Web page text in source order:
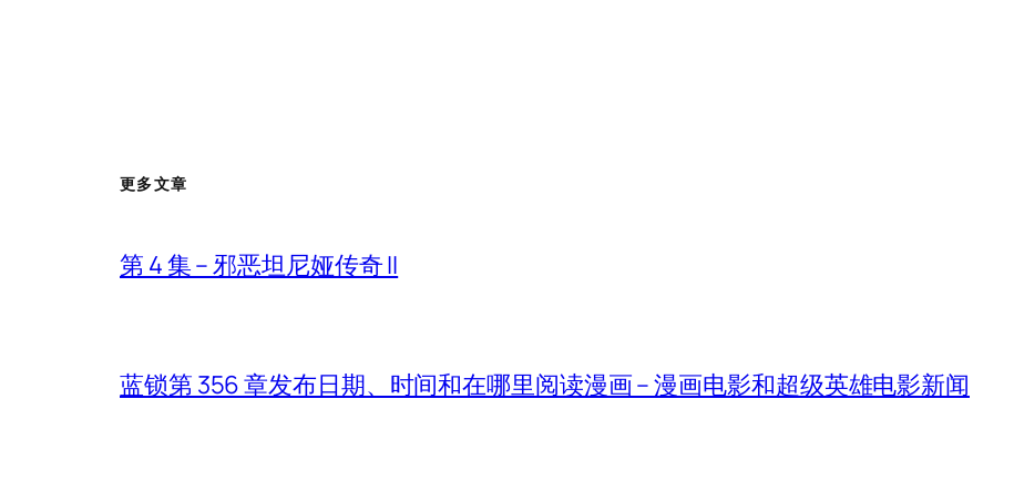
更多文章
第 4 集 – 邪恶坦尼娅传奇 II
蓝锁第 356 章发布日期、时间和在哪里阅读漫画 – 漫画电影和超级英雄电影新闻